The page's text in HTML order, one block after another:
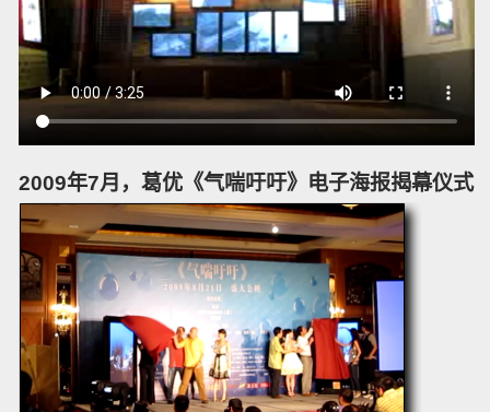
2009年7月，葛优《气喘吁吁》电子海报揭幕仪式